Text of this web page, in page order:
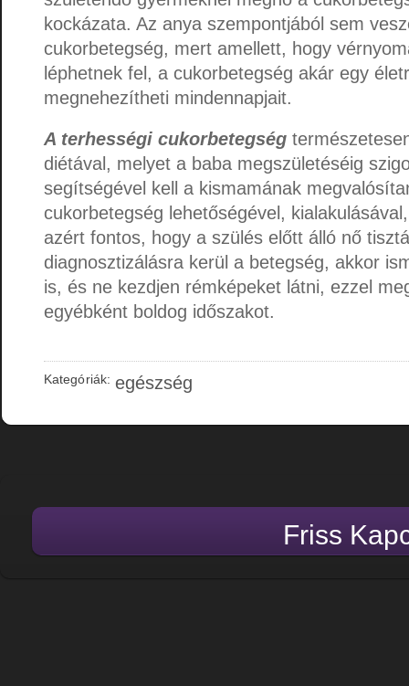
kockázata. Az anya szempontjából sem
cukorbetegség, mert amellett, hogy
léphetnek fel, a cukorbetegség akár egy
megnehezítheti mindennapjait.
A terhességi cukorbetegség
diétával, melyet a baba megszületéséig
segítségével kell a kismamának
cukorbetegség lehetőségével,
azért fontos, hogy a szülés előtt álló nő
diagnosztizálásra kerül a betegség, akkor
is, és ne kezdjen rémképeket látni, ezzel
egyébként boldog időszakot.
Kategóriák: egészség
Friss